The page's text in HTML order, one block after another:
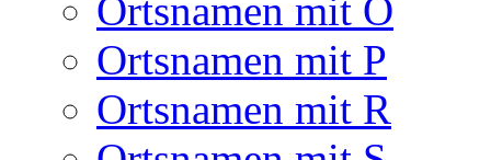
Ortsnamen mit O
Ortsnamen mit P
Ortsnamen mit R